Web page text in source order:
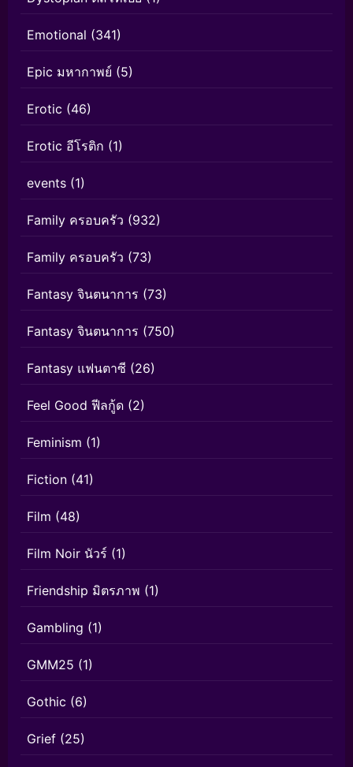
Emotional (341)
Epic มหากาพย์ (5)
Erotic (46)
Erotic อีโรติก (1)
events (1)
Family ครอบครัว (932)
Family ครอบครัว (73)
Fantasy จินตนาการ (73)
Fantasy จินตนาการ (750)
Fantasy แฟนตาซี (26)
Feel Good ฟีลกู้ด (2)
Feminism (1)
Fiction (41)
Film (48)
Film Noir นัวร์ (1)
Friendship มิตรภาพ (1)
Gambling (1)
GMM25 (1)
Gothic (6)
Grief (25)